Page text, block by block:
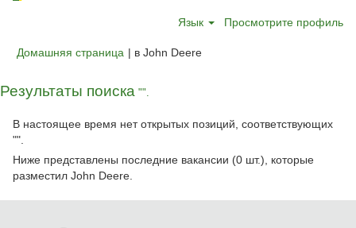
Язык Просмотрите профиль
Домашняя страница | в John Deere(текущая
Результаты поиска "".
В настоящее время нет открытых позиций, соответствующих
"".
Ниже представлены последние вакансии (0 шт.), которые
разместил John Deere.